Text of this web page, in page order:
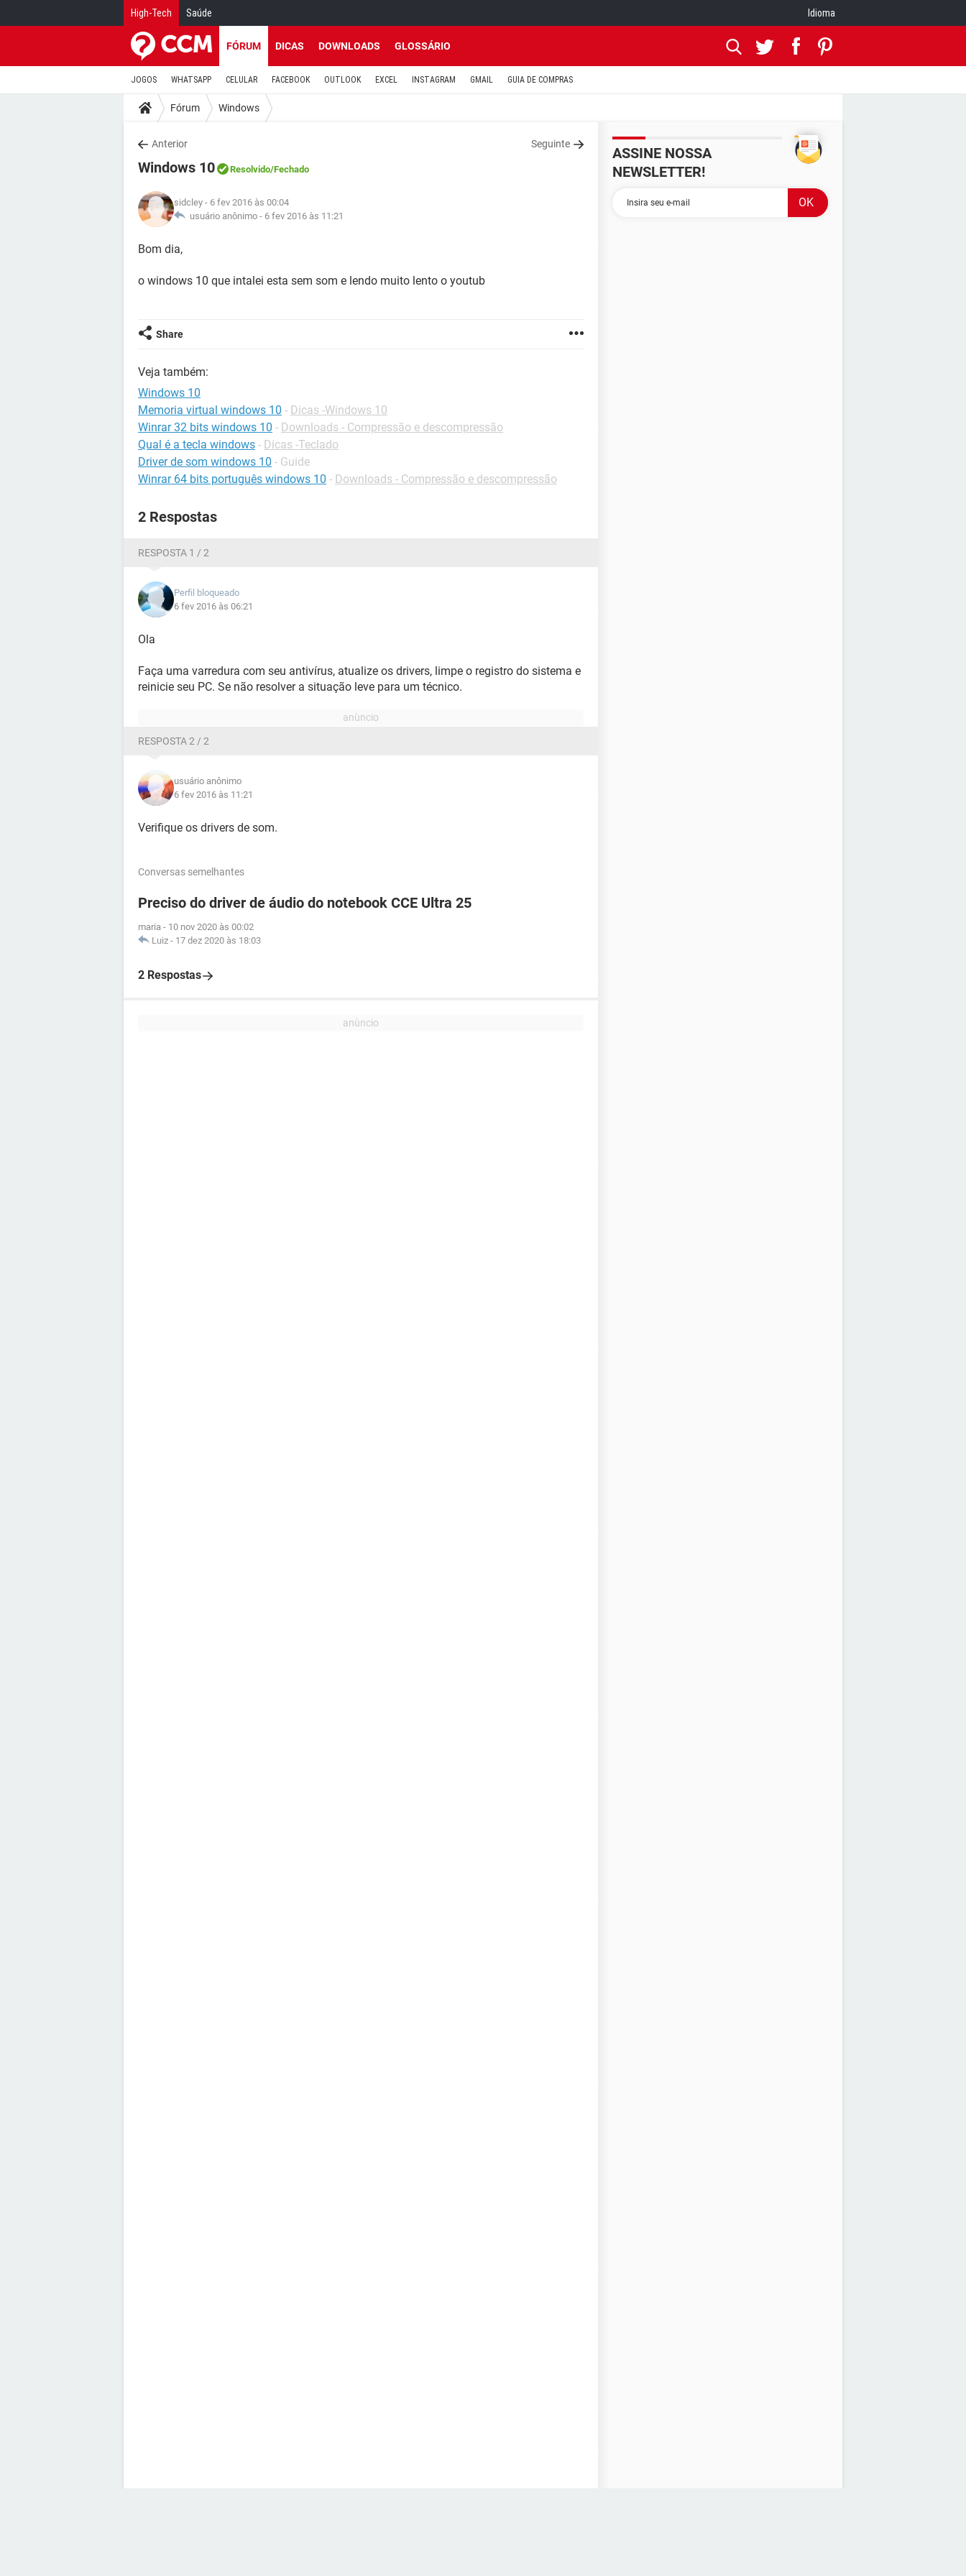
High-Tech Saúde Idioma
FÓRUM DICAS DOWNLOADS GLOSSÁRIO
JOGOS WHATSAPP CELULAR FACEBOOK OUTLOOK EXCEL INSTAGRAM GMAIL GUIA DE COMPRAS
Fórum Windows
Anterior Seguinte
Windows 10 Resolvido/Fechado
sidcley - 6 fev 2016 às 00:04
usuário anônimo - 6 fev 2016 às 11:21
Bom dia,
o windows 10 que intalei esta sem som e lendo muito lento o youtub
Share
Veja também:
Windows 10
Memoria virtual windows 10 - Dicas -Windows 10
Winrar 32 bits windows 10 - Downloads - Compressão e descompressão
Qual é a tecla windows - Dicas -Teclado
Driver de som windows 10 - Guide
Winrar 64 bits português windows 10 - Downloads - Compressão e descompressão
2 Respostas
RESPOSTA 1 / 2
Perfil bloqueado
6 fev 2016 às 06:21
Ola
Faça uma varredura com seu antivírus, atualize os drivers, limpe o registro do sistema e
reinicie seu PC. Se não resolver a situação leve para um técnico.
RESPOSTA 2 / 2
usuário anônimo
6 fev 2016 às 11:21
Verifique os drivers de som.
Conversas semelhantes
Preciso do driver de áudio do notebook CCE Ultra 25
maria - 10 nov 2020 às 00:02
Luiz - 17 dez 2020 às 18:03
2 Respostas
ASSINE NOSSA
NEWSLETTER!